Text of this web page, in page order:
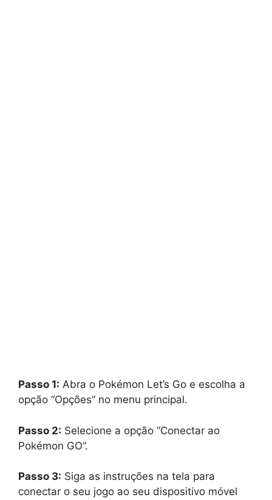
Passo 1: Abra o Pokémon Let’s Go e escolha a
opção “Opções” no menu principal.
Passo 2: Selecione a opção “Conectar ao
Pokémon GO”.
Passo 3: Siga as instruções na tela para
conectar o seu jogo ao seu dispositivo móvel